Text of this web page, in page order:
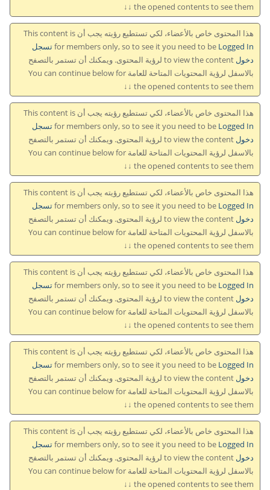
the opened contents to see them ↓↓
هذا المحتوى خاص بالأعضاء، لكي تستطيع رؤيته يجب أن This content is
for members only, so to see it you need to beLogged In تسجل
دخول
to view the content لرؤية المحتوى. ويمكنك أن تستمر بالتصفح
بالاسفل لرؤية المحتويات المتاحة للعامة You can continue below for
the opened contents to see them ↓↓
هذا المحتوى خاص بالأعضاء، لكي تستطيع رؤيته يجب أن This content is
for members only, so to see it you need to beLogged In تسجل
دخول
to view the content لرؤية المحتوى. ويمكنك أن تستمر بالتصفح
بالاسفل لرؤية المحتويات المتاحة للعامة You can continue below for
the opened contents to see them ↓↓
هذا المحتوى خاص بالأعضاء، لكي تستطيع رؤيته يجب أن This content is
for members only, so to see it you need to beLogged In تسجل
دخول
to view the content لرؤية المحتوى. ويمكنك أن تستمر بالتصفح
بالاسفل لرؤية المحتويات المتاحة للعامة You can continue below for
the opened contents to see them ↓↓
هذا المحتوى خاص بالأعضاء، لكي تستطيع رؤيته يجب أن This content is
for members only, so to see it you need to beLogged In تسجل
دخول
to view the content لرؤية المحتوى. ويمكنك أن تستمر بالتصفح
بالاسفل لرؤية المحتويات المتاحة للعامة You can continue below for
the opened contents to see them ↓↓
هذا المحتوى خاص بالأعضاء، لكي تستطيع رؤيته يجب أن This content is
for members only, so to see it you need to beLogged In تسجل
دخول
to view the content لرؤية المحتوى. ويمكنك أن تستمر بالتصفح
بالاسفل لرؤية المحتويات المتاحة للعامة You can continue below for
the opened contents to see them ↓↓
هذا المحتوى خاص بالأعضاء، لكي تستطيع رؤيته يجب أن This content is
for members only, so to see it you need to beLogged In تسجل
دخول
to view the content لرؤية المحتوى. ويمكنك أن تستمر بالتصفح
بالاسفل لرؤية المحتويات المتاحة للعامة You can continue below for
the opened contents to see them ↓↓